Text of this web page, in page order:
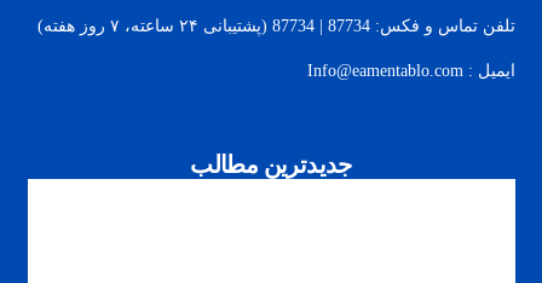
تلفن تماس و فکس: 87734 | 87734 (پشتیبانی ۲۴ ساعته، ۷ روز هفته)
ایمیل : Info@eamentablo.com
جدیدترین مطالب